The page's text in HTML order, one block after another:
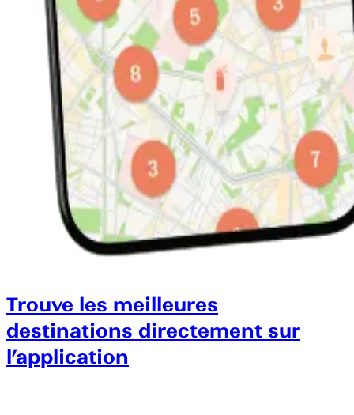
Trouve les meilleures
destinations directement sur
l’application